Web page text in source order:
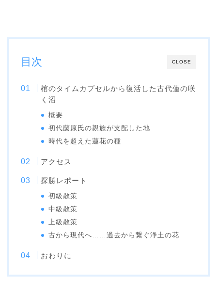
CLOSE
目次
棺のタイムカプセルから復活した古代蓮の咲
く沼
概要
初代藤原氏の親族が支配した地
時代を超えた蓮花の種
アクセス
探勝レポート
初級散策
中級散策
上級散策
古から現代へ……過去から繋ぐ浄土の花
おわりに